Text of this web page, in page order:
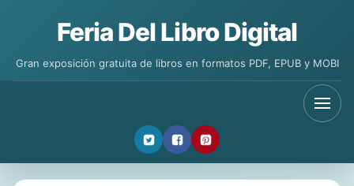
Feria Del Libro Digital
Gran exposición gratuita de libros en formatos PDF, EPUB y MOBI